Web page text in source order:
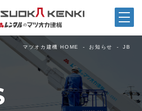
マツオカ建機 HOME お知らせ JB